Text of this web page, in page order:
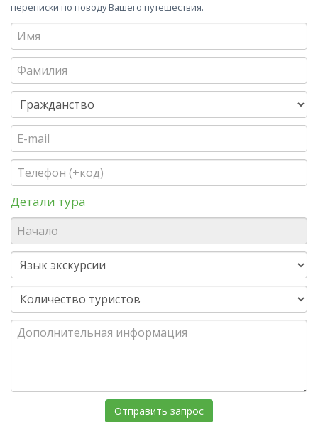
переписки по поводу Вашего путешествия.
Детали тура